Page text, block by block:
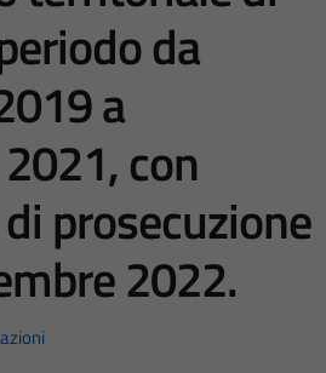
da
a
con
prosecuzione
2022.